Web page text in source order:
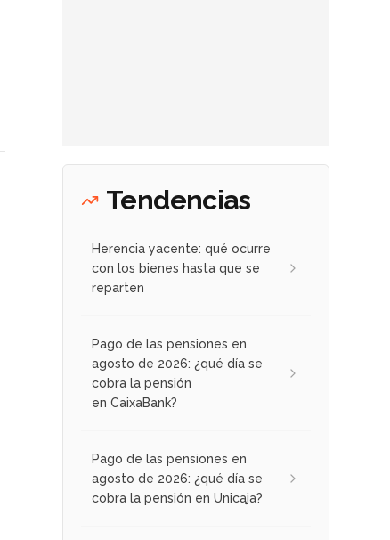
Tendencias
Herencia yacente: qué ocurre
con los bienes hasta que se
reparten
Pago de las pensiones en
agosto de 2026: ¿qué día se
cobra la pensión
en CaixaBank?
Pago de las pensiones en
agosto de 2026: ¿qué día se
cobra la pensión en Unicaja?